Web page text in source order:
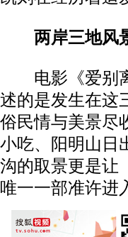
两岸三地风
电影《爱别离
述的是发生在这
俗民情与美景尽
小吃、阳明山日
沟的取景更是让
唯一一部准许进